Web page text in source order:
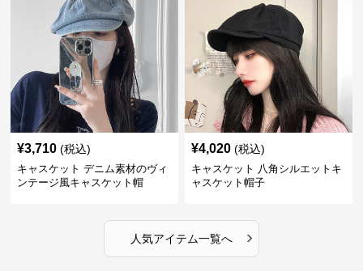
¥3,710 (税込)
キャスケット デニム素材のヴィ
ンテージ風キャスケット帽
¥4,020 (税込)
キャスケット 八角シルエットキ
ャスケット帽子
人気アイテム一覧へ ›